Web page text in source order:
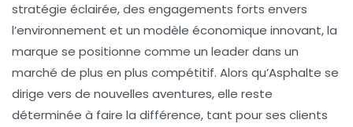
stratégie éclairée, des engagements forts envers
l’environnement et un modèle économique innovant, la
marque se positionne comme un leader dans un
marché de plus en plus compétitif. Alors qu’Asphalte se
dirige vers de nouvelles aventures, elle reste
déterminée à faire la différence, tant pour ses clients